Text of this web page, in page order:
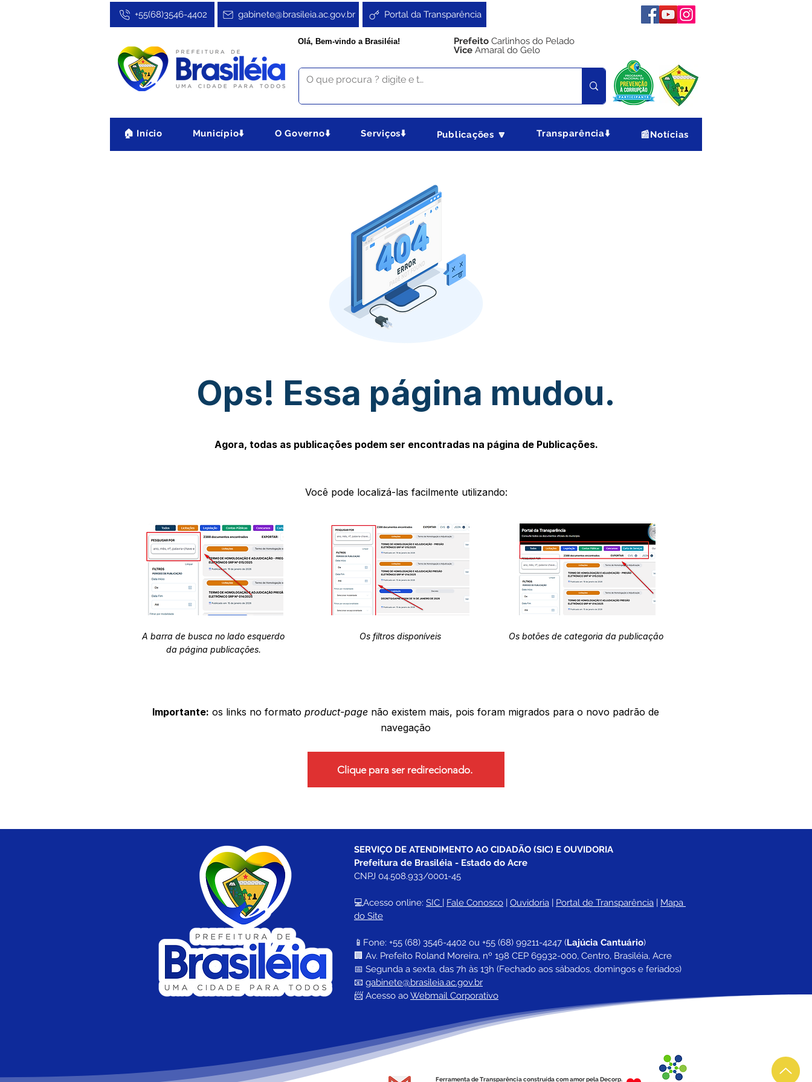
Portal da Transparência
gabinete@brasileia.ac.gov.br
+55(68)3546-4402
Olá, Bem-vindo a Brasiléia! Prefeito Carlinhos do Pelado
Vice Amaral do Gelo
🏠 Início Município⬇️ O Governo⬇️ Serviços⬇️ Publicações 🔽 Transparência⬇️ 📰Notícias
Ops! Essa página mudou.
Agora, todas as publicações podem ser encontradas na página de Publicações.
Você pode localizá-las facilmente utilizando:
A barra de busca no lado esquerdo
da página publicações.
Os filtros disponíveis Os botões de categoria da publicação
Importante: os links no formato product-page não existem mais, pois foram migrados para o novo padrão de
navegação
Clique para ser redirecionado.
SERVIÇO DE ATENDIMENTO AO CIDADÃO (SIC) E OUVIDORIA
Prefeitura de Brasiléia - Estado do Acre
CNPJ 04.508.933/0001-45
💻Acesso online: SIC | Fale Conosco | Ouvidoria | Portal de Transparência | Mapa
do Site
📱Fone: +55 (68) 3546-4402 ou +55 (68) 99211-4247 (Lajúcia Cantuário)
🏢 Av. Prefeito Roland Moreira, nº 198 CEP 69932-000, Centro, Brasiléia, Acre
📅 Segunda a sexta, das 7h às 13h (Fechado aos sábados, domingos e feriados)
📧 gabinete@brasileia.ac.gov.br
📨 Acesso ao Webmail Corporativo
Ferramenta de Transparência construída com amor pela Decorp.